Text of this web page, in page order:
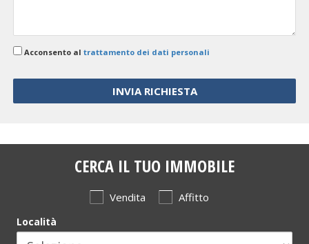
Acconsento al trattamento dei dati personali
CERCA IL TUO IMMOBILE
Vendita Affitto
Località